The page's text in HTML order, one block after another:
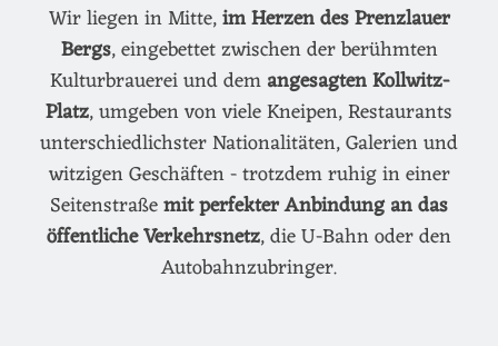
Wir liegen in Mitte,im Herzen des Prenzlauer
Bergs, eingebettet zwischen der berühmten
Kulturbrauerei und demangesagten Kollwitz-
Platz, umgeben von viele Kneipen, Restaurants
unterschiedlichster Nationalitäten, Galerien und
witzigen Geschäften - trotzdem ruhig in einer
Seitenstraßemit perfekter Anbindung an das
öffentliche Verkehrsnetz, die U-Bahn oder den
Autobahnzubringer.